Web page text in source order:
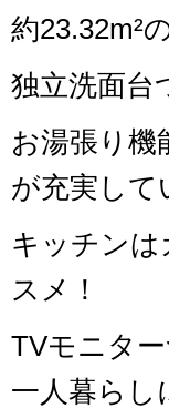
約23.32m²
独立洗面台
お湯張り機
が充実して
キッチンは
スメ！
TVモニタ
一人暮らし